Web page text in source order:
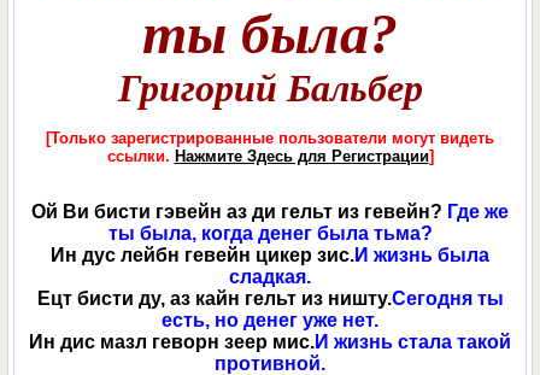
ты была?
Григорий Бальбер
[Только зарегистрированные пользователи могут видеть
ссылки. Нажмите Здесь для Регистрации]
Ой Ви бисти гэвейн аз ди гельт из гевейн? Где же
ты была, когда денег была тьма?
Ин дус лейбн гевейн цикер зис.И жизнь была
сладкая.
Ецт бисти ду, аз кайн гельт из ништу.Сегодня ты
есть, но денег уже нет.
Ин дис мазл геворн зеер мис.И жизнь стала такой
противной.